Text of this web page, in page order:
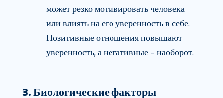
может резко мотивировать человека
или влиять на его уверенность в себе.
Позитивные отношения повышают
уверенность, а негативные – наоборот.
3. Биологические факторы